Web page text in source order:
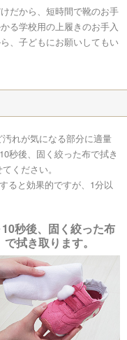
だから、短時間で靴のお手
る学校用の上履きのお手入
、子どもにお願いしてもい
れが気になる部分に適量
秒後、固く絞った布で拭き
ください。
ると効果的ですが、1分以
秒後、固く絞った布
で拭き取ります。